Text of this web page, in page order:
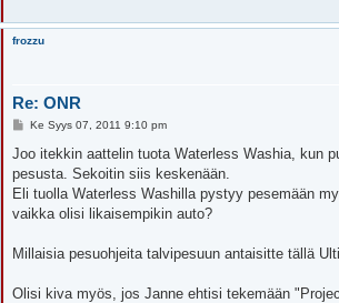
frozzu
Re: ONR
V
e
t
i
Ke Syys 07, 2011 9:10 pm
Joo itekkin aattelin tuota Waterless Washia, kun
pesusta. Sekoitin siis keskenään.
Eli tuolla Waterless Washilla pystyy pesemään
vaikka olisi likaisempikin auto?
Millaisia pesuohjeita talvipesuun antaisitte tällä
Olisi kiva myös, jos Janne ehtisi tekemään